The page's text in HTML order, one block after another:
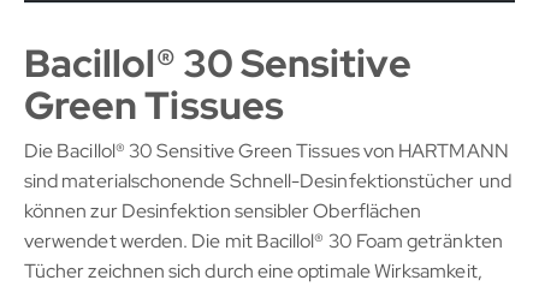
Bacillol® 30 Sensitive
Green Tissues
Die Bacillol® 30 Sensitive Green Tissues von HARTMANN
sind materialschonende Schnell-Desinfektionstücher und
können zur Desinfektion sensibler Oberflächen
verwendet werden. Die mit Bacillol® 30 Foam getränkten
Tücher zeichnen sich durch eine optimale Wirksamkeit,